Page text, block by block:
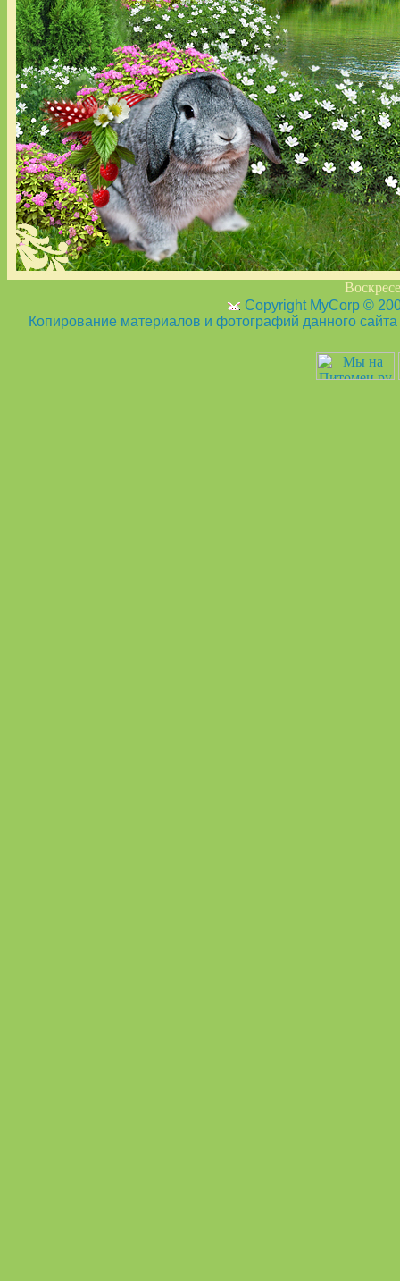
Copyright MyCorp ©
Копирование материалов и фотографий данного